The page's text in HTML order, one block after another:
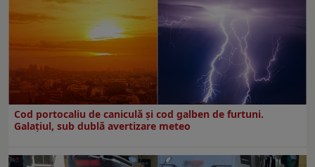
Cod portocaliu de caniculă și cod galben de furtuni.
Galațiul, sub dublă avertizare meteo